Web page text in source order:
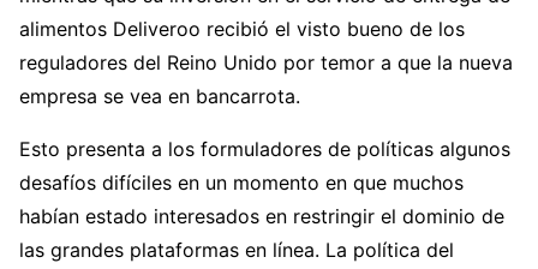
alimentos Deliveroo recibió el visto bueno de los
reguladores del Reino Unido por temor a que la nueva
empresa se vea en bancarrota.
Esto presenta a los formuladores de políticas algunos
desafíos difíciles en un momento en que muchos
habían estado interesados en restringir el dominio de
las grandes plataformas en línea. La política del